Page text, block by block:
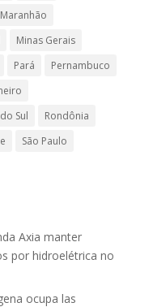
Maranhão
Minas Gerais
Pará
Pernambuco
Sul
Rondônia
São Paulo
Axia manter
por hidroelétrica no
ocupa las